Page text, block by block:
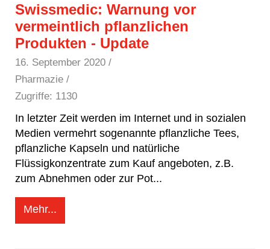
Swissmedic: Warnung vor
vermeintlich pflanzlichen
Produkten - Update
16. September 2020 /
Pharmazie /
Zugriffe: 1130
In letzter Zeit werden im Internet und in sozialen
Medien vermehrt sogenannte pflanzliche Tees,
pflanzliche Kapseln und natürliche
Flüssigkonzentrate zum Kauf angeboten, z.B.
zum Abnehmen oder zur Pot...
Mehr...